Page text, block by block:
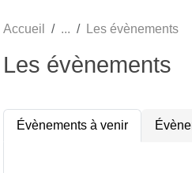
Accueil Les évènements
Les évènements
Évènements à venir